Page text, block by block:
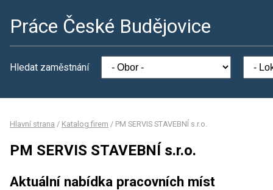
Práce České Budějovice
Hledat zaměstnání
Hlavní strana / Katalog firem / PM SERVIS STAVEBNÍ s.r.o.
PM SERVIS STAVEBNÍ s.r.o.
Aktuální nabídka pracovních míst